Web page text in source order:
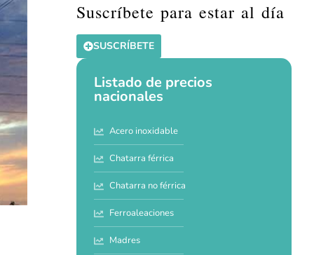
Suscríbete para estar al día
SUSCRÍBETE
Listado de precios
nacionales
Acero inoxidable
Chatarra férrica
Chatarra no férrica
Ferroaleaciones
Madres